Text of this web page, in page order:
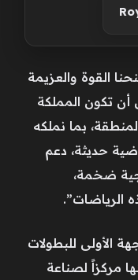
القوة والعزيمة
تكون المملكة
بما نملكه
حديثة، دعم
ضخمة،
الأولى للبطولات
مركزاً لصناعة